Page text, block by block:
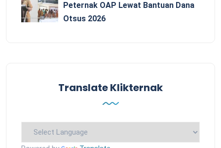
Peternak OAP Lewat Bantuan Dana
Otsus 2026
Translate Klikternak